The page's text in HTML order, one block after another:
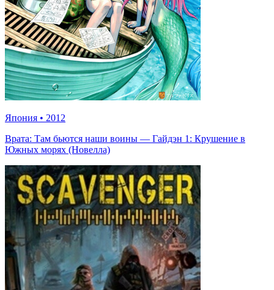
Япония • 2012
Врата: Там бьются наши воины — Гайдэн 1: Крушение в
Южных морях (Новелла)